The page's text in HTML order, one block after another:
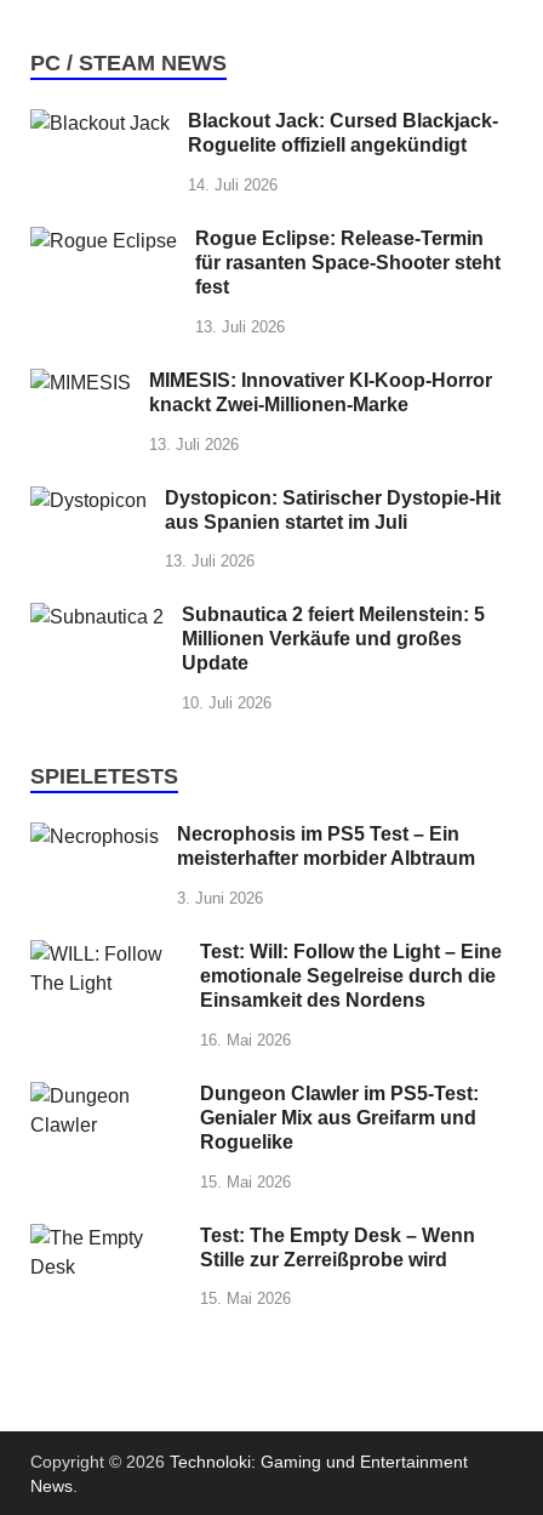
PC / STEAM NEWS
Blackout Jack: Cursed Blackjack-
Roguelite offiziell angekündigt
14. Juli 2026
Rogue Eclipse: Release-Termin
für rasanten Space-Shooter steht
fest
13. Juli 2026
MIMESIS: Innovativer KI-Koop-Horror
knackt Zwei-Millionen-Marke
13. Juli 2026
Dystopicon: Satirischer Dystopie-Hit
aus Spanien startet im Juli
13. Juli 2026
Subnautica 2 feiert Meilenstein: 5
Millionen Verkäufe und großes
Update
10. Juli 2026
SPIELETESTS
Necrophosis im PS5 Test – Ein
meisterhafter morbider Albtraum
3. Juni 2026
Test: Will: Follow the Light – Eine
emotionale Segelreise durch die
Einsamkeit des Nordens
16. Mai 2026
Dungeon Clawler im PS5-Test:
Genialer Mix aus Greifarm und
Roguelike
15. Mai 2026
Test: The Empty Desk – Wenn
Stille zur Zerreißprobe wird
15. Mai 2026
Copyright © 2026 Technoloki: Gaming und Entertainment
News.